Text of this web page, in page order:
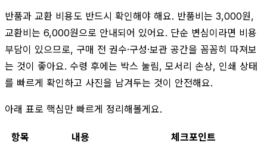
반품과 교환 비용도 반드시 확인해야 해요. 반품비는 3,000원,
교환비는 6,000원으로 안내되어 있어요. 단순 변심이라면 비용
부담이 있으므로, 구매 전 권수·구성·보관 공간을 꼼꼼히 따져보
는 것이 좋아요. 수령 후에는 박스 눌림, 모서리 손상, 인쇄 상태
를 빠르게 확인하고 사진을 남겨두는 것이 안전해요.
아래 표로 핵심만 빠르게 정리해볼게요.
항목 내용 체크포인트